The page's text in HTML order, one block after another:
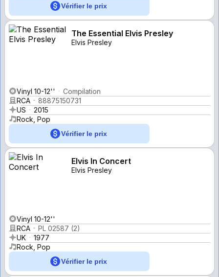
Vérifier le prix
The Essential Elvis Presley
Elvis Presley
Vinyl 10-12''
Compilation
RCA
88875150731
US
2015
Rock, Pop
Vérifier le prix
Elvis In Concert
Elvis Presley
Vinyl 10-12''
RCA
PL 02587 (2)
UK
1977
Rock, Pop
Vérifier le prix